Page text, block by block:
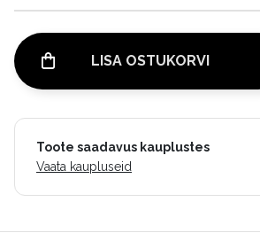
LISA OSTUKORVI
Toote saadavus kauplustes
Vaata kaupluseid